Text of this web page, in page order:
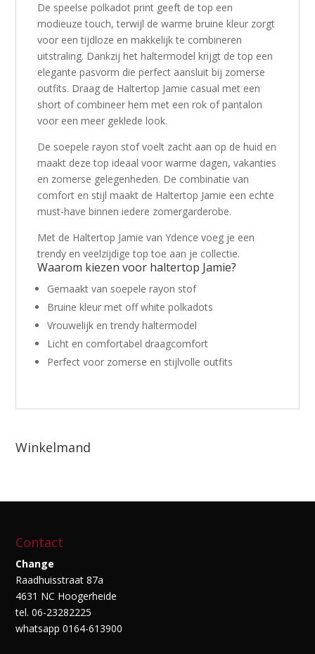
De speelse polkadot print geeft de top een
modieuze touch, terwijl de warme bruine kleur zorgt
voor een tijdloze en makkelijk te combineren
uitstraling. Dankzij het haltermodel krijgt de top een
elegante pasvorm die perfect aansluit bij zomerse
outfits. Draag de Haltertop Jamie casual met een
short of combineer hem met een rok of pantalon
voor een meer geklede look.
De soepele rayon stof voelt zacht aan op de huid en
maakt deze top ideaal voor warme dagen, vakanties
en zomerse gelegenheden. De combinatie van
comfort en stijl maakt de Haltertop Jamie een echte
must-have binnen iedere zomergarderobe.
Met de Haltertop Jamie vanYdence voeg je een
trendy en veelzijdige top toe aan je collectie.
Waarom kiezen voor haltertop Jamie?
Gemaakt van soepele rayon stof
Bruine kleur met off white polkadots
Vrouwelijk en trendy haltermodel
Licht en comfortabel draagcomfort
Perfect voor zomerse en stijlvolle outfits
Winkelmand
Contact
Change
Raadhuisstraat 87a
4631 NC Hoogerheide
tel. 06-23282225
whatsapp 0164-613900